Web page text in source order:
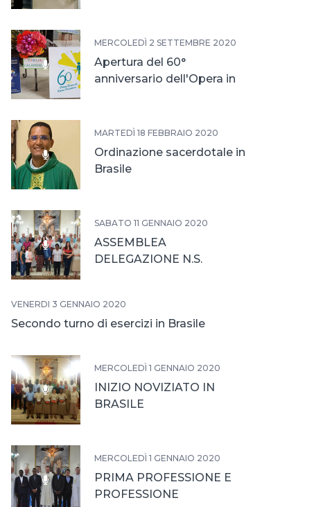
MERCOLEDÌ 2 SETTEMBRE 2020
Apertura del 60°
anniversario dell'Opera in
MARTEDÌ 18 FEBBRAIO 2020
Ordinazione sacerdotale in
Brasile
SABATO 11 GENNAIO 2020
ASSEMBLEA
DELEGAZIONE N.S.
VENERDÌ 3 GENNAIO 2020
Secondo turno di esercizi in Brasile
MERCOLEDÌ 1 GENNAIO 2020
INIZIO NOVIZIATO IN
BRASILE
MERCOLEDÌ 1 GENNAIO 2020
PRIMA PROFESSIONE E
PROFESSIONE